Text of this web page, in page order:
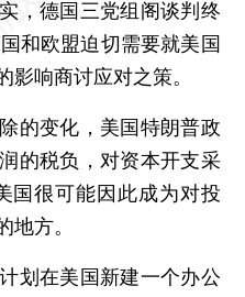
德国三党组阁谈判终
和欧盟迫切需要就美国
影响商讨应对之策。
变化，美国特朗普政
的税负，对资本开支采
国很可能因此成为对投
地方。
在美国新建一个办公